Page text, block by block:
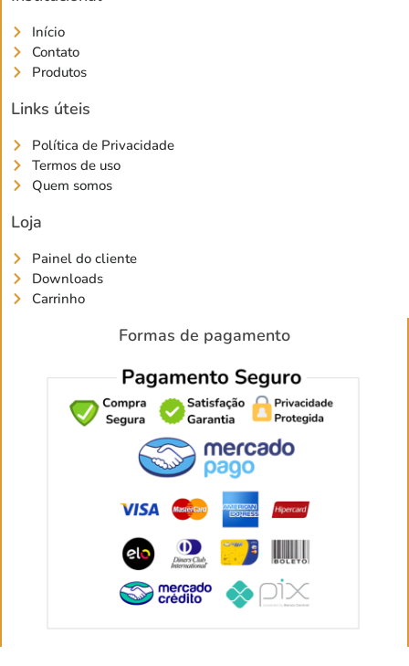
Início
Contato
Produtos
Links úteis
Política de Privacidade
Termos de uso
Quem somos
Loja
Painel do cliente
Downloads
Carrinho
Formas de pagamento